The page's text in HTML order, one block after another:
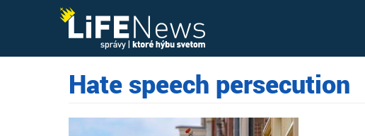
Hate speech persecution